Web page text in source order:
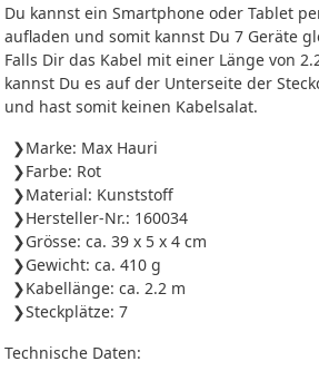
Du kannst ein Smartphone oder Tablet
aufladen und somit kannst Du 7 Geräte
Falls Dir das Kabel mit einer Länge von
kannst Du es auf der Unterseite der
und hast somit keinen Kabelsalat.
Marke: Max Hauri
Farbe: Rot
Material: Kunststoff
Hersteller-Nr.: 160034
Grösse: ca. 39 x 5 x 4 cm
Gewicht: ca. 410 g
Kabellänge: ca. 2.2 m
Steckplätze: 7
Technische Daten: